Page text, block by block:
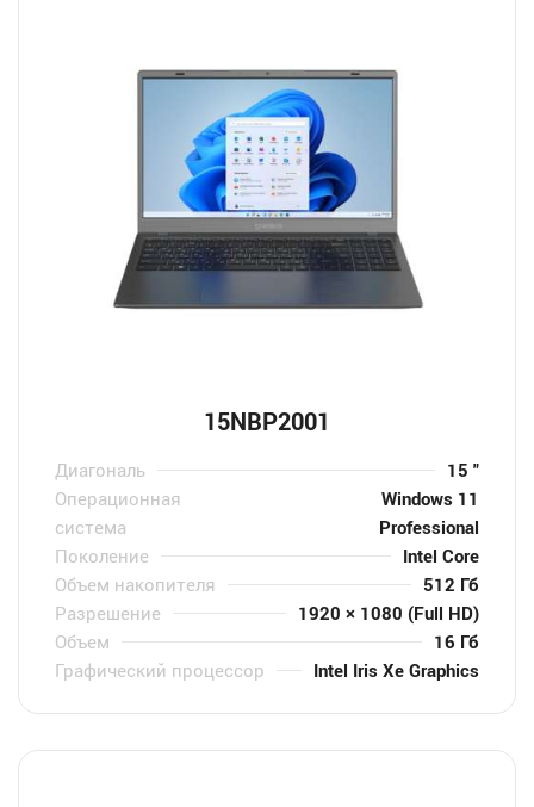
15NBP2001
Диагональ
15 "
Операционная
система
Windows 11
Professional
Поколение
Intel Core
Объем накопителя
512 Гб
Разрешение
1920 × 1080 (Full HD)
Объем
16 Гб
Графический процессор
Intel Iris Xe Graphics